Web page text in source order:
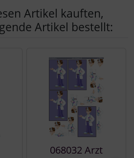
Artikel kauften,
Artikel bestellt:
068032 Arzt